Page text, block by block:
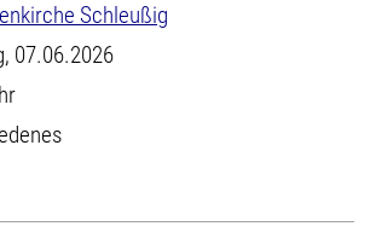
Schleußig
07.06.2026